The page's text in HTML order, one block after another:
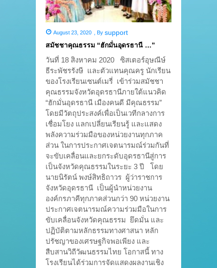
August 23, 2020 By support
สมัชชาคุณธรรม “ฮักมั่นอุดรธานี …”
วันที่ 18 สิงหาคม 2020 ซิสเตอร์อุษณีษ์
ธีระพัชรรังษี และตัวแทนคุณครู นักเรียน
ของโรงเรียนเซนต์เมรี่ เข้าร่วมสมัชชา
คุณธรรมจังหวัดอุดรธานีภายใต้แนวคิด
“ฮักมั่นอุดรธานี เมืองคนดี มีคุณธรรม”
โดยมีวัตถุประสงค์เพื่อเป็นเวทีกลางการ
เชื่อมโยง แลกเปลี่ยนเรียนรู้ และแสดง
พลังความร่วมมือของหน่วยงานทุกภาค
ส่วน ในการประกาศเจตนารมณ์ร่วมกันที่
จะขับเคลื่อนและยกระดับอุดรธานีสู่การ
เป็นจังหวัดคุณธรรมในระยะ 3 ปี โดย
นายนิรัตน์ พงษ์สิทธิถาวร ผู้ว่าราชการ
จังหวัดอุดรธานี เป็นผู้นำหน่วยงาน
องค์กรภาคีทุกภาคส่วนกว่า 90 หน่วยงาน
ประกาศเจตนารมณ์ความร่วมมือในการ
ขับเคลื่อนจังหวัดคุณธรรม ยึดมั่น และ
ปฏิบัติตามหลักธรรมทางศาสนา หลัก
ปรัชญาของเศรษฐกิจพอเพียง และ
สืบสานวิถีวัฒนธรรมไทย โอกาสนี้ ทาง
โรงเรียนได้ร่วมการจัดแสดงผลงานเชิง